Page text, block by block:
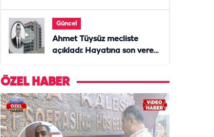
Güncel
Ahmet Tüysüz mecliste
açıkladı: Hayatına son veren
ÖZEL HABER